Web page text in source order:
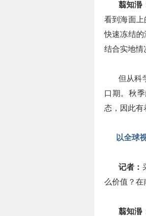
翦知湣
看到海面上
快速冻结
结合实地情
但从科
口期。秋
态，因此有
以全球视
记者：
么价值？在
翦知湣